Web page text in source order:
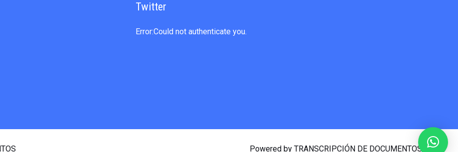
Twitter
Error:Could not authenticate you.
Powered by TRANSCRIPCIÓN DE DOCUMENTOS